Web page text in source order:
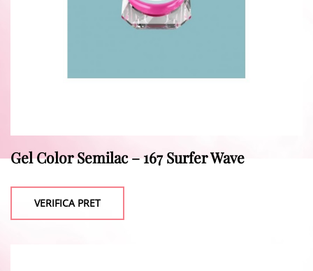
Gel Color Semilac – 167 Surfer Wave
VERIFICA PRET